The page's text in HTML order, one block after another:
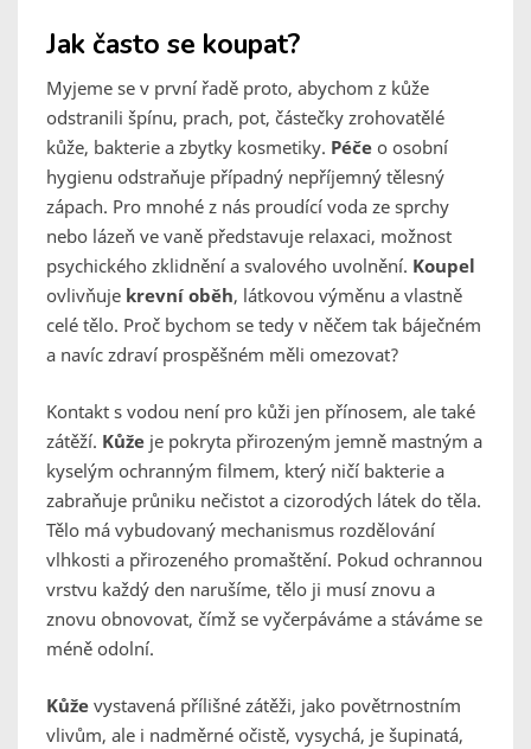
Jak často se koupat?
Myjeme se v první řadě proto, abychom z kůže
odstranili špínu, prach, pot, částečky zrohovatělé
kůže, bakterie a zbytky kosmetiky. Péče o osobní
hygienu odstraňuje případný nepříjemný tělesný
zápach. Pro mnohé z nás proudící voda ze sprchy
nebo lázeň ve vaně představuje relaxaci, možnost
psychického zklidnění a svalového uvolnění. Koupel
ovlivňuje krevní oběh, látkovou výměnu a vlastně
celé tělo. Proč bychom se tedy v něčem tak báječném
a navíc zdraví prospěšném měli omezovat?
Kontakt s vodou není pro kůži jen přínosem, ale také
zátěží. Kůže je pokryta přirozeným jemně mastným a
kyselým ochranným filmem, který ničí bakterie a
zabraňuje průniku nečistot a cizorodých látek do těla.
Tělo má vybudovaný mechanismus rozdělování
vlhkosti a přirozeného promaštění. Pokud ochrannou
vrstvu každý den narušíme, tělo ji musí znovu a
znovu obnovovat, čímž se vyčerpáváme a stáváme se
méně odolní.
Kůže vystavená přílišné zátěži, jako povětrnostním
vlivům, ale i nadměrné očistě, vysychá, je šupinatá,